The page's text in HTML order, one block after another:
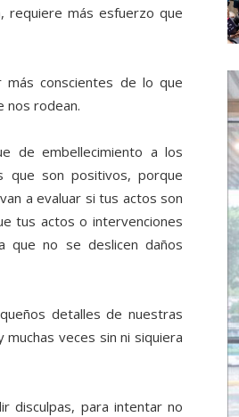
requiere más esfuerzo que
conscientes de lo que
nos rodean.
de embellecimiento a los
que son positivos, porque
a evaluar si tus actos son
tus actos o intervenciones
que no se deslicen daños
detalles de nuestras
veces sin ni siquiera
disculpas, para intentar no